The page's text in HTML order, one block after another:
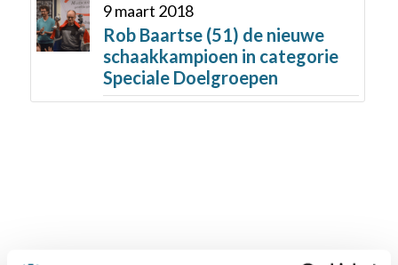
9 maart 2018
Rob Baartse (51) de nieuwe
schaakkampioen in categorie
Speciale Doelgroepen
Schaken.nl wordt mede mogelijk gemaakt